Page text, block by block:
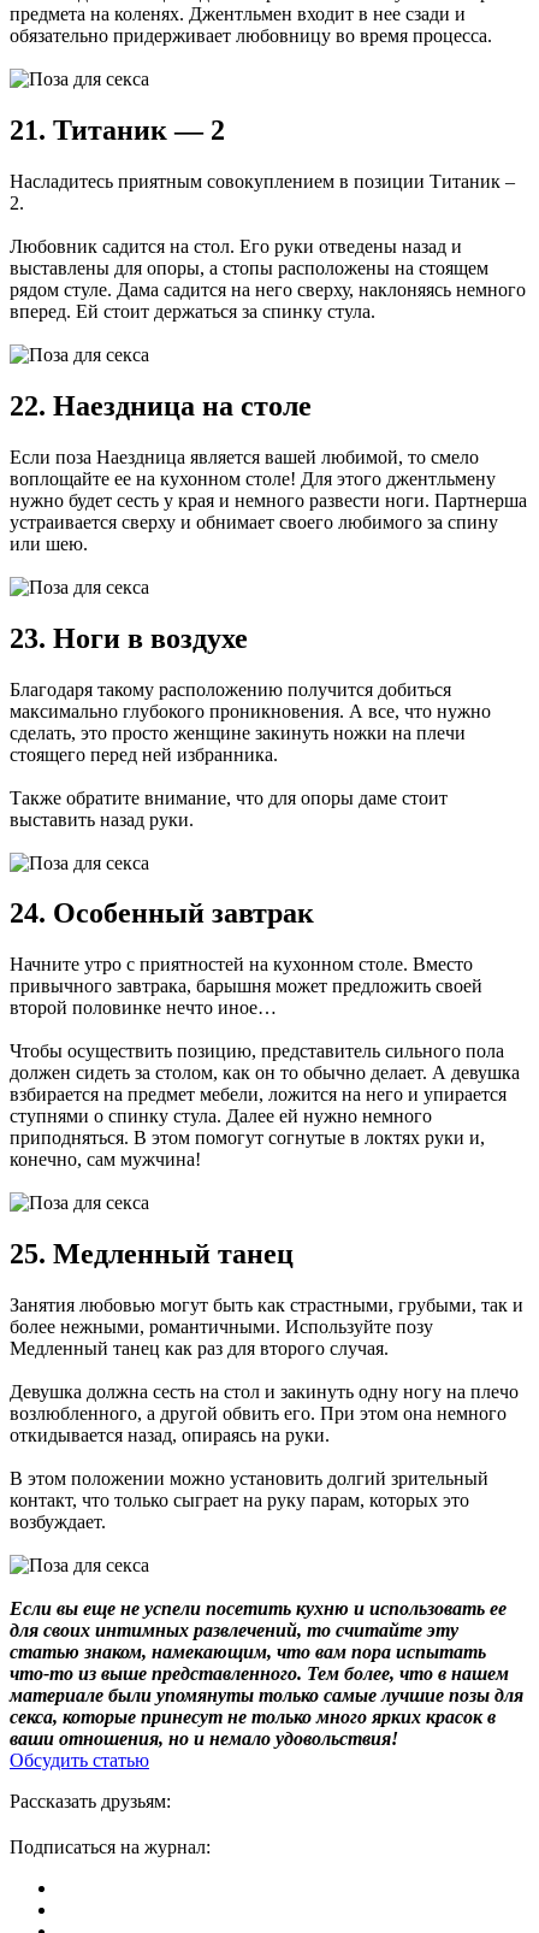
предмета на коленях. Джентльмен входит в нее сзади и
обязательно придерживает любовницу во время процесса.
21. Титаник — 2
Насладитесь приятным совокуплением в позиции Титаник –
2.
Любовник садится на стол. Его руки отведены назад и
выставлены для опоры, а стопы расположены на стоящем
рядом стуле. Дама садится на него сверху, наклоняясь немного
вперед. Ей стоит держаться за спинку стула.
22. Наездница на столе
Если поза Наездница является вашей любимой, то смело
воплощайте ее на кухонном столе! Для этого джентльмену
нужно будет сесть у края и немного развести ноги. Партнерша
устраивается сверху и обнимает своего любимого за спину
или шею.
23. Ноги в воздухе
Благодаря такому расположению получится добиться
максимально глубокого проникновения. А все, что нужно
сделать, это просто женщине закинуть ножки на плечи
стоящего перед ней избранника.
Также обратите внимание, что для опоры даме стоит
выставить назад руки.
24. Особенный завтрак
Начните утро с приятностей на кухонном столе. Вместо
привычного завтрака, барышня может предложить своей
второй половинке нечто иное…
Чтобы осуществить позицию, представитель сильного пола
должен сидеть за столом, как он то обычно делает. А девушка
взбирается на предмет мебели, ложится на него и упирается
ступнями о спинку стула. Далее ей нужно немного
приподняться. В этом помогут согнутые в локтях руки и,
конечно, сам мужчина!
25. Медленный танец
Занятия любовью могут быть как страстными, грубыми, так и
более нежными, романтичными. Используйте позу
Медленный танец как раз для второго случая.
Девушка должна сесть на стол и закинуть одну ногу на плечо
возлюбленного, а другой обвить его. При этом она немного
откидывается назад, опираясь на руки.
В этом положении можно установить долгий зрительный
контакт, что только сыграет на руку парам, которых это
возбуждает.
Если вы еще не успели посетить кухню и использовать ее
для своих интимных развлечений, то считайте эту
статью знаком, намекающим, что вам пора испытать
что-то из выше представленного. Тем более, что в нашем
материале были упомянуты только самые лучшие позы для
секса, которые принесут не только много ярких красок в
ваши отношения, но и немало удовольствия!
Обсудить статью
Рассказать друзьям:
Подписаться на журнал: